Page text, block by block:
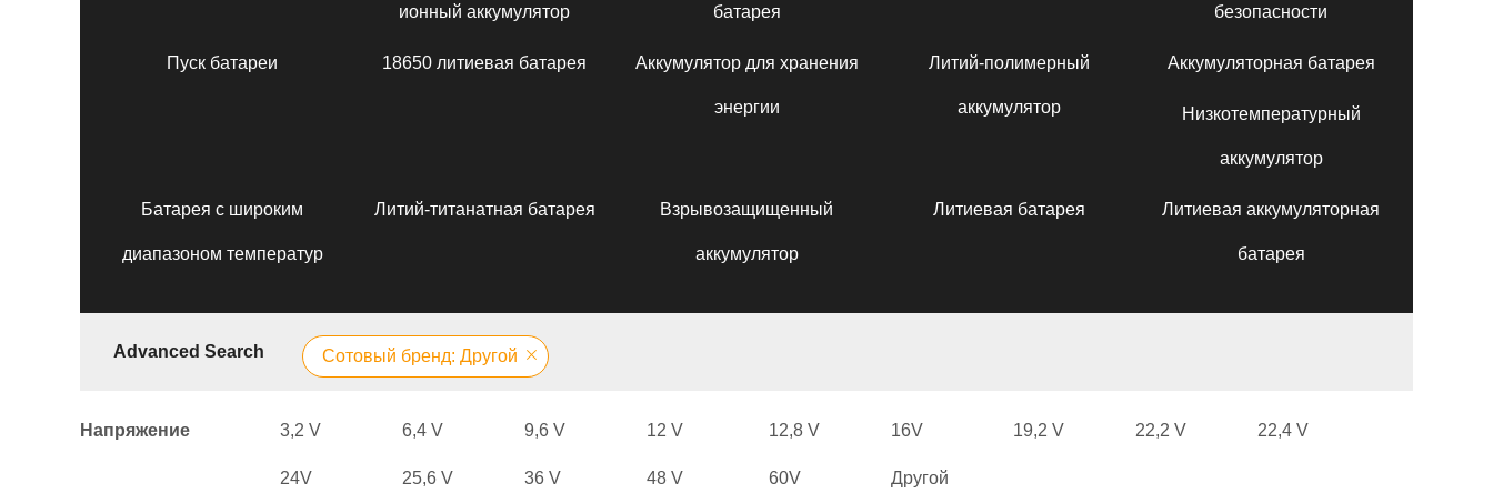
ионный аккумулятор батарея безопасности
Пуск батареи 18650 литиевая батарея Аккумулятор для хранения
энергии
Литий-полимерный
аккумулятор
Аккумуляторная батарея
Низкотемпературный
аккумулятор
Батарея с широким
диапазоном температур
Литий-титанатная батарея Взрывозащищенный
аккумулятор
Литиевая батарея Литиевая аккумуляторная
батарея
Advanced Search Сотовый бренд: Другой
Напряжение 3,2 V 6,4 V 9,6 V 12 V 12,8 V 16V 19,2 V 22,2 V 22,4 V
24V 25,6 V 36 V 48 V 60V Другой